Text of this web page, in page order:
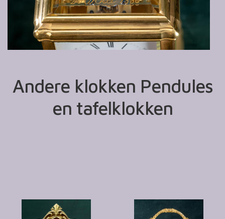
Andere klokken Pendules
en tafelklokken